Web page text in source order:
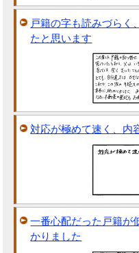
戸籍の字も読みづらく
たと思います
対応が極めて速く、内
一番心配だった戸籍が
かりました